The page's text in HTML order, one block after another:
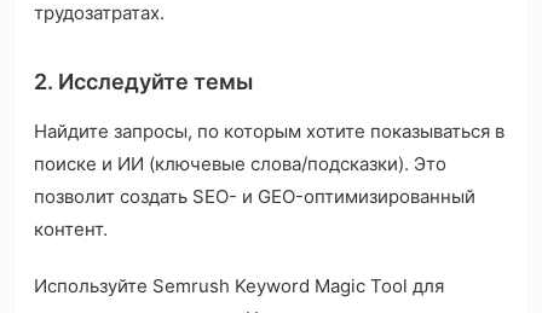
трудозатратах.
2. Исследуйте темы
Найдите запросы, по которым хотите показываться в
поиске и ИИ (ключевые слова/подсказки). Это
позволит создать SEO- и GEO-оптимизированный
контент.
Используйте Semrush Keyword Magic Tool для